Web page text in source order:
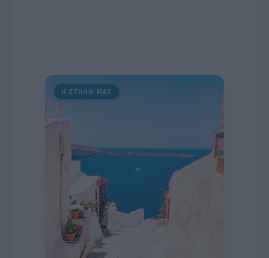
Η ΣΤΗΛΗ ΜΑΣ